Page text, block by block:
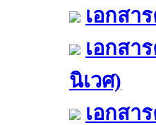
เอกสา
เอกสา
นิเวศ)
เอกสา